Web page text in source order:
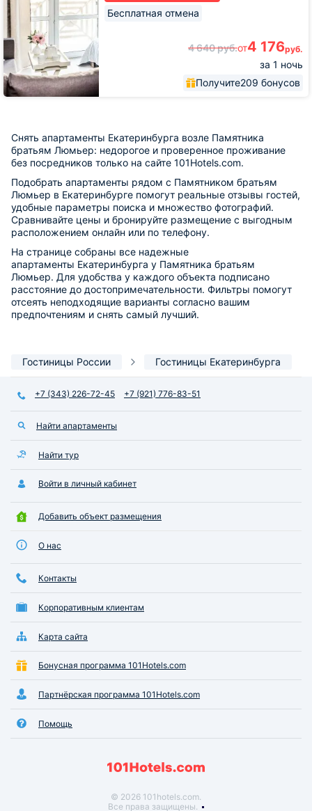
Бесплатная отмена
4 640руб.от4 176руб.
за 1 ночь
Получите209 бонусов
Снять апартаменты Екатеринбурга возле Памятника
братьям Люмьер: недорогое и проверенное проживание
без посредников только на сайте 101Hotels.com.
Подобрать апартаменты рядом с Памятником братьям
Люмьер в Екатеринбурге помогут реальные отзывы гостей,
удобные параметры поиска и множество фотографий.
Сравнивайте цены и бронируйте размещение с выгодным
расположением онлайн или по телефону.
На странице собраны все надежные
апартаменты Екатеринбурга у Памятника братьям
Люмьер. Для удобства у каждого объекта подписано
расстояние до достопримечательности. Фильтры помогут
отсеять неподходящие варианты согласно вашим
предпочтениям и снять самый лучший.
Гостиницы России Гостиницы Екатеринбурга
+7 (343) 226-72-45 +7 (921) 776-83-51
Найти апартаменты
Найти тур
Войти в личный кабинет
Добавить объект размещения
О нас
Контакты
Корпоративным клиентам
Карта сайта
Бонусная программа 101Hotels.com
Партнёрская программа 101Hotels.com
Помощь
© 2026 101hotels.com.
Все права защищены.